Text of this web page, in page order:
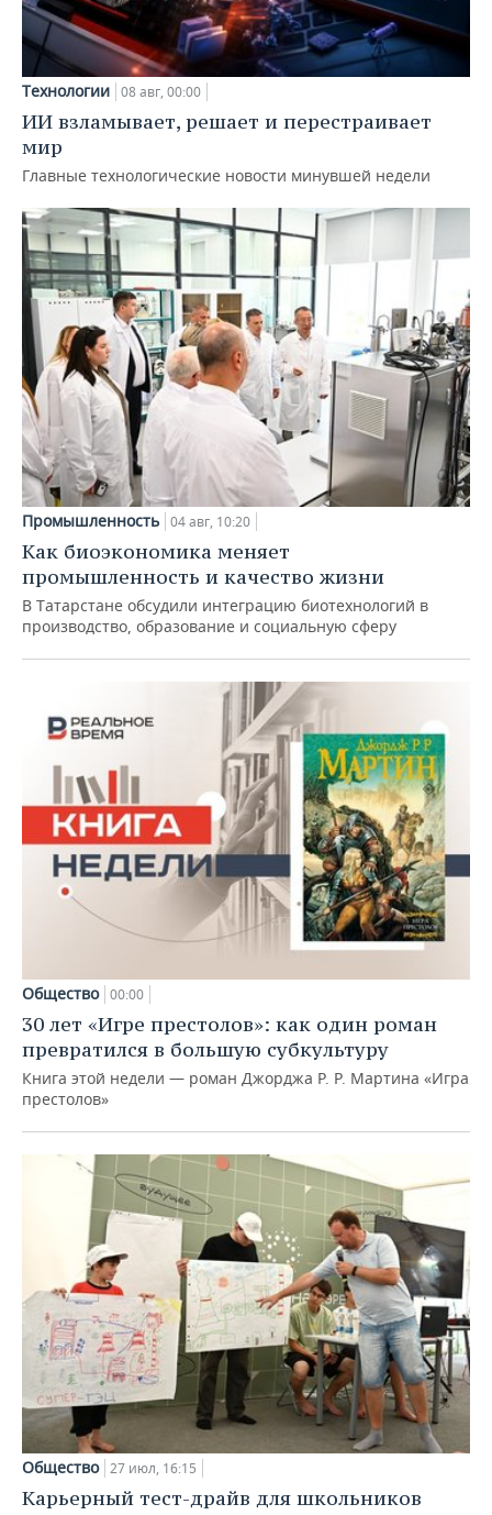
Технологии 08 авг, 00:00
ИИ взламывает, решает и перестраивает
мир
Главные технологические новости минувшей недели
Промышленность 04 авг, 10:20
Как биоэкономика меняет
промышленность и качество жизни
В Татарстане обсудили интеграцию биотехнологий в
производство, образование и социальную сферу
Общество 00:00
30 лет «Игре престолов»: как один роман
превратился в большую субкультуру
Книга этой недели — роман Джорджа Р. Р. Мартина «Игра
престолов»
Общество 27 июл, 16:15
Карьерный тест-драйв для школьников